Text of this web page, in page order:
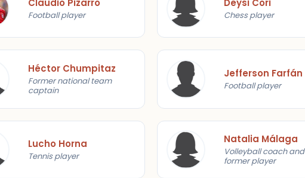
Claudio Pizarro
Football player
Deysi Cori
Chess player
Héctor Chumpitaz
Former national team
captain
Jefferson Farfán
Football player
Lucho Horna
Tennis player
Natalia Málaga
Volleyball coach and
former player